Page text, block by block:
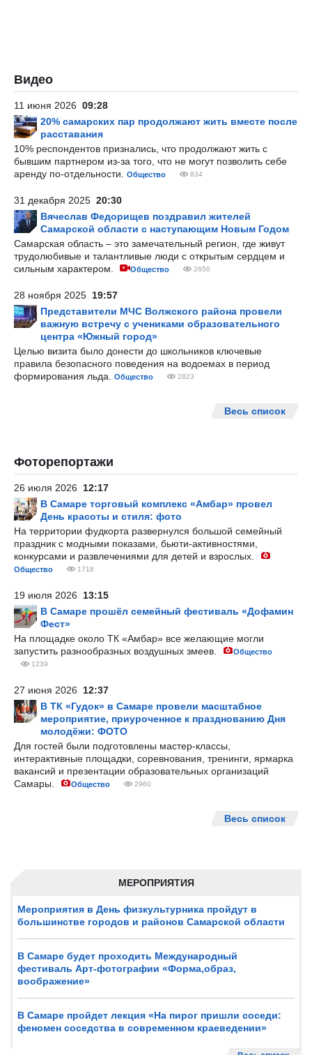
МЕРОПРИЯТИЯ
Мероприятия в День физкультурника пройдут в
большинстве городов и районов Самарской области
В Самаре будет проходить Международный
фестиваль Арт-фотографии «Форма,образ,
воображение»
В Самаре пройдет лекция «На пирог пришли соседи:
феномен соседства в современном краеведении»
Видео
11 июня 2026 09:28
20% самарских пар продолжают жить вместе после
расставания
10% респондентов признались, что продолжают жить с
бывшим партнером из-за того, что не могут позволить себе
аренду по-отдельности.
Общество 834
31 декабря 2025 20:30
Вячеслав Федорищев поздравил жителей
Самарской области с наступающим Новым Годом
Самарская область – это замечательный регион, где живут
трудолюбивые и талантливые люди с открытым сердцем и
сильным характером.
Общество 2650
28 ноября 2025 19:57
Представители МЧС Волжского района провели
важную встречу с учениками образовательного
центра «Южный город»
Целью визита было донести до школьников ключевые
правила безопасного поведения на водоемах в период
формирования льда.
Общество 2823
Весь список
Фоторепортажи
26 июля 2026 12:17
В Самаре торговый комплекс «Амбар» провел
День красоты и стиля: фото
На территории фудкорта развернулся большой семейный
праздник с модными показами, бьюти-активностями,
конкурсами и развлечениями для детей и взрослых.
Общество 1718
19 июля 2026 13:15
В Самаре прошёл семейный фестиваль «Дофамин
Фест»
На площадке около ТК «Амбар» все желающие могли
запустить разнообразных воздушных змеев.
Общество
1239
27 июня 2026 12:37
В ТК «Гудок» в Самаре провели масштабное
мероприятие, приуроченное к празднованию Дня
молодёжи: ФОТО
Для гостей были подготовлены мастер-классы,
интерактивные площадки, соревнования, тренинги, ярмарка
вакансий и презентации образовательных организаций
Самары.
Общество 2960
Весь список